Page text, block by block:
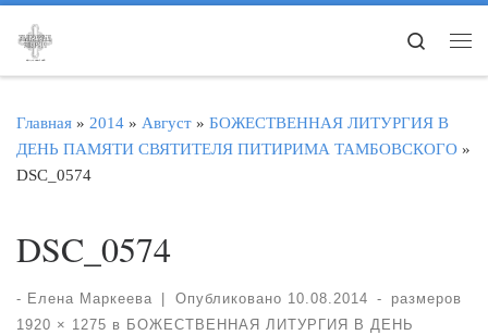
Перейти к содержимому
Search
Главная » 2014 » Август » БОЖЕСТВЕННАЯ ЛИТУРГИЯ В
ДЕНЬ ПАМЯТИ СВЯТИТЕЛЯ ПИТИРИМА ТАМБОВСКОГО »
DSC_0574
DSC_0574
- Елена Маркеева Опубликовано 10.08.2014 -
размеров
1920 × 1275 в БОЖЕСТВЕННАЯ ЛИТУРГИЯ В ДЕНЬ